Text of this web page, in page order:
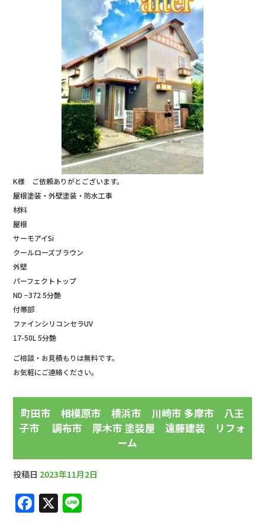
K様 ご依頼ありがとございます。
屋根塗装・外壁塗装・防水工事
材料
屋根
サーモアイSi
クールローズブラウン
外壁
パーフェクトトップ
ND −372 5分艶
付帯部
ファインシリコンセラUV
17-50L 5分艶
ご相談・お見積もりは無料です。
お気軽にご連絡ください。
町田市 相模原市 横浜市 川崎市 多摩市 八王
子市 調布市 厚木市 塗装屋 遠藤建装 リフォ
ーム
投稿日 2023年11月2日
F
a
X